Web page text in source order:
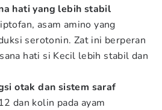
hati yang lebih stabil
asam amino yang
serotonin. Zat ini berperan
hati si Kecil lebih stabil dan
otak dan sistem saraf
dan kolin pada ayam